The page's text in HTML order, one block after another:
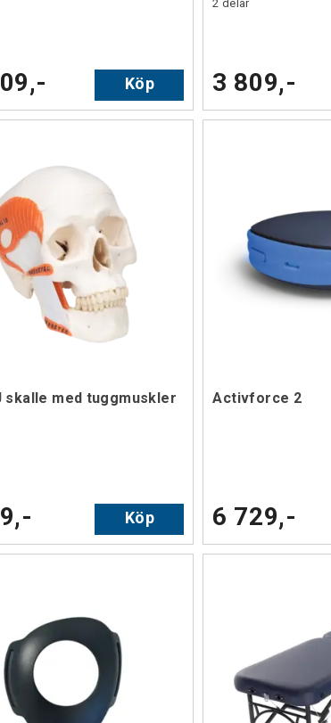
Köp
2 delar
3 809,-
skalle med tuggmuskler
Köp
Activforce 2
6 729,-